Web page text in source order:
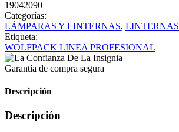
19042090
Categorías:
LÁMPARAS Y LINTERNAS, LINTERNAS
Etiqueta:
WOLFPACK LINEA PROFESIONAL
Garantía de compra segura
Descripción
Descripción